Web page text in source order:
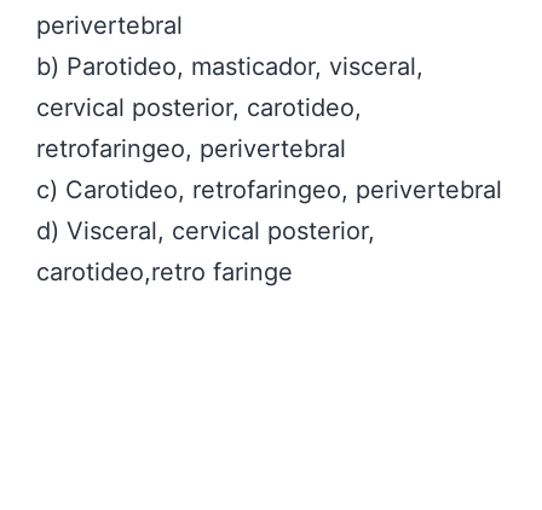
perivertebral
b) Parotideo, masticador, visceral,
cervical posterior, carotideo,
retrofaringeo, perivertebral
c) Carotideo, retrofaringeo, perivertebral
d) Visceral, cervical posterior,
carotideo,retro faringe